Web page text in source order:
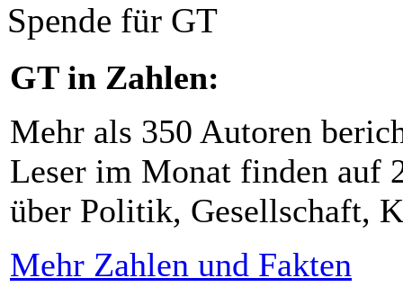
Spende für GT
GT in Zahlen:
Mehr als 350 Autoren
Leser im Monat finden auf
über Politik, Gesellschaft,
Mehr Zahlen und Fakten